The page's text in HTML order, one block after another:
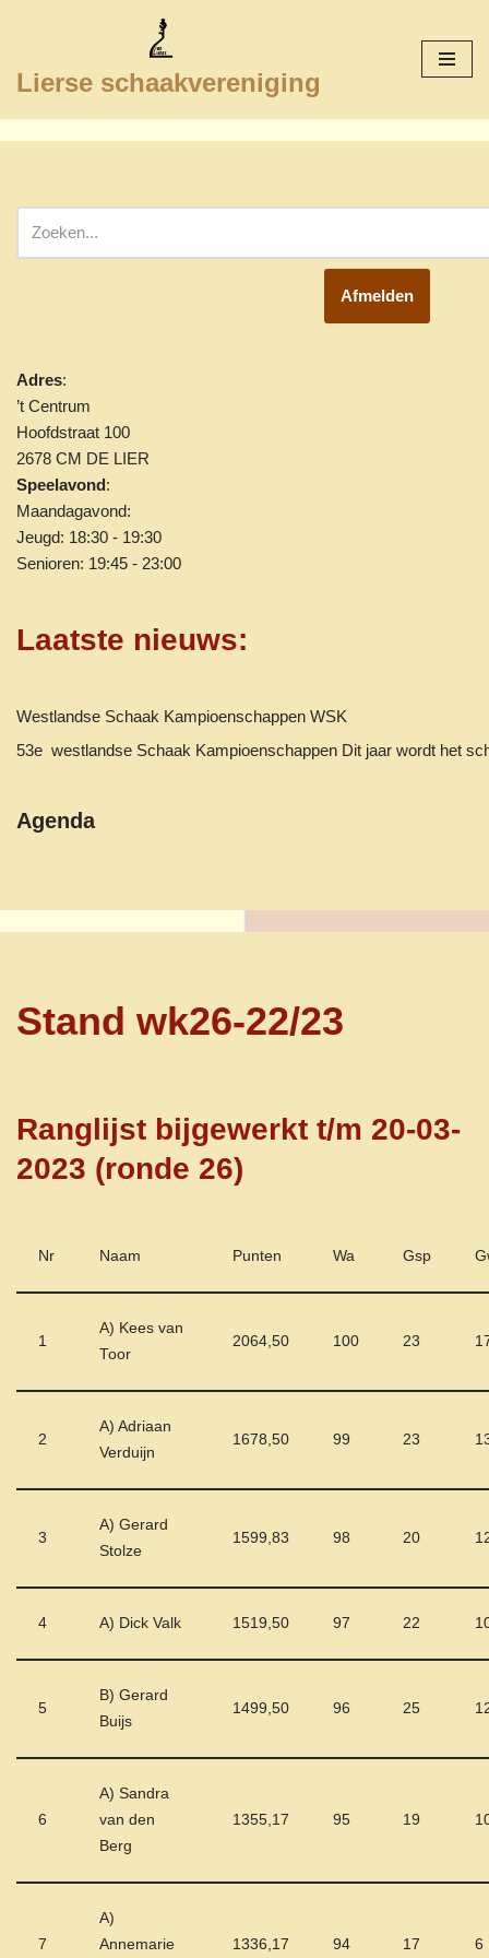
naar
inhoud
Lierse schaakvereniging
Afmelden
Adres:
’t Centrum
Hoofdstraat 100
2678 CM DE LIER
Speelavond:
Maandagavond:
Jeugd: 18:30 - 19:30
Senioren: 19:45 - 23:00
Laatste nieuws:
Westlandse Schaak Kampioenschappen WSK
53e westlandse Schaak Kampioenschappen Dit jaar wordt het
Agenda
Stand wk26-22/23
Ranglijst bijgewerkt t/m 20-03-
2023 (ronde 26)
Nr Naam Punten Wa Gsp
1
A) Kees van
Toor
2064,50 100 23
2
A) Adriaan
Verduijn
1678,50 99 23
3
A) Gerard
Stolze
1599,83 98 20
4 A) Dick Valk 1519,50 97 22
5
B) Gerard
Buijs
1499,50 96 25
6
A) Sandra
van den
Berg
1355,17 95 19
7
A)
Annemarie
1336,17 94 17 6